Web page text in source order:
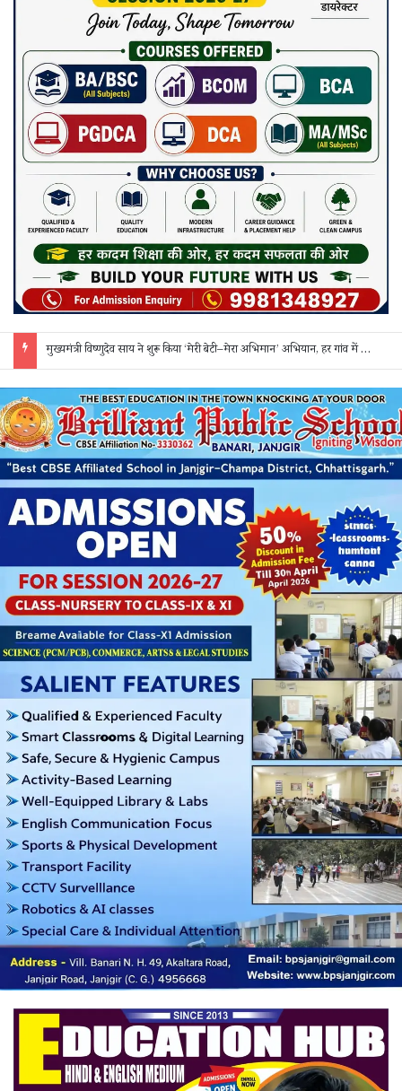
मुख्यमंत्री विष्णुदेव साय ने शुरू किया ‘मेरी बेटी–मेरा अभिमान’ अभियान, हर गांव में मुक्तिधाम और हर स्कूल में बालिका शौचालय